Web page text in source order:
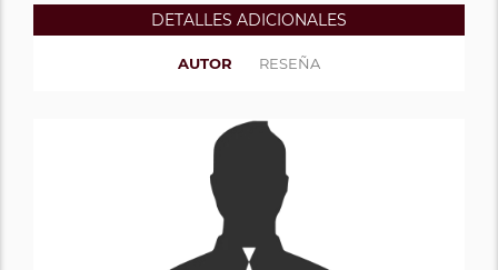
DETALLES ADICIONALES
AUTOR RESEÑA